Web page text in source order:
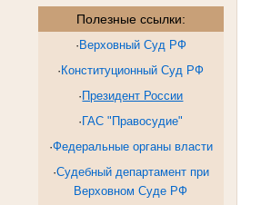
Полезные ссылки:
· Верховный Суд РФ
· Конституционный Суд РФ
· Президент России
· ГАС "Правосудие"
·Федеральные органы власти
·Судебный департамент при
Верховном Суде РФ